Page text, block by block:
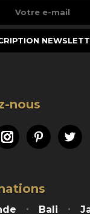
nous
InstagramPinterest
Bali